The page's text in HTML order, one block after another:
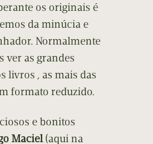
os originais é
da minúcia e
Normalmente
ver as grandes
livros , as mais das
formato reduzido.
e bonitos
Maciel(aqui na